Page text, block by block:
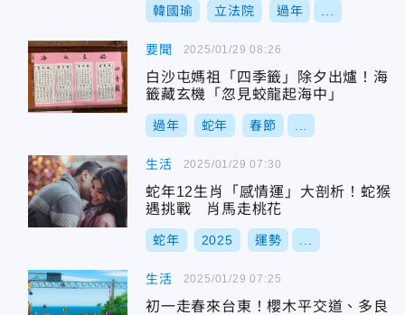
韓國瑜 立法院 過年
要聞
白沙屯媽祖「四季籤」除夕出爐！海
籤藏玄機「忽見蛟龍起海中」
過年 蛇年 春節
2025/01/29 08:26
生活
蛇年12生肖「感情運」大剖析！蛇猴
遇挑戰 肖馬走桃花
蛇年 2025 運勢
2025/01/29 07:30
生活
初一走春來台東！櫻木平交道、多良
2025/01/29 07:25